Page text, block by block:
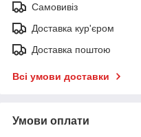
Самовивіз
Доставка кур'єром
Доставка поштою
Всі умови доставки
Умови оплати